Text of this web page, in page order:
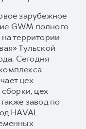
зарубежное
GWM полного
территории
Тульской
Сегодня
цех
цех
завод по
HAVAL